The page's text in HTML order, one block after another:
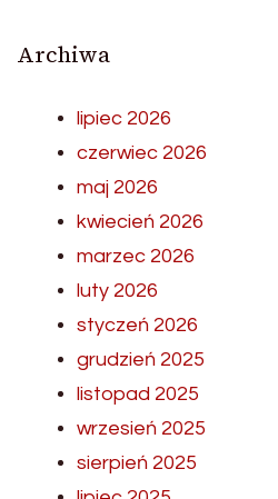
Archiwa
lipiec 2026
czerwiec 2026
maj 2026
kwiecień 2026
marzec 2026
luty 2026
styczeń 2026
grudzień 2025
listopad 2025
wrzesień 2025
sierpień 2025